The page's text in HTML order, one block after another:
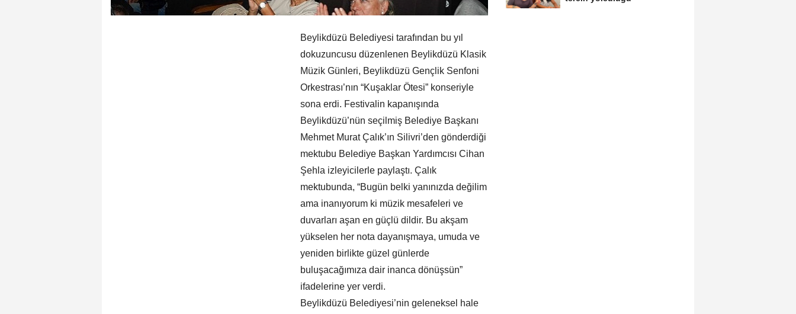
Beylikdüzü Belediyesi tarafından bu yıl
dokuzuncusu düzenlenen Beylikdüzü Klasik
Müzik Günleri, Beylikdüzü Gençlik Senfoni
Orkestrası’nın “Kuşaklar Ötesi” konseriyle
sona erdi. Festivalin kapanışında
Beylikdüzü’nün seçilmiş Belediye Başkanı
Mehmet Murat Çalık’ın Silivri’den gönderdiği
mektubu Belediye Başkan Yardımcısı Cihan
Şehla izleyicilerle paylaştı. Çalık
mektubunda, “Bugün belki yanınızda değilim
ama inanıyorum ki müzik mesafeleri ve
duvarları aşan en güçlü dildir. Bu akşam
yükselen her nota dayanışmaya, umuda ve
yeniden birlikte güzel günlerde
buluşacağımıza dair inanca dönüşsün”
ifadelerine yer verdi.
Beylikdüzü Belediyesi’nin geleneksel hale